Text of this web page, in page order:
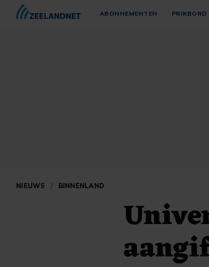
ABONNEMENTEN PRIKBORD
NIEUWS / BINNENLAND